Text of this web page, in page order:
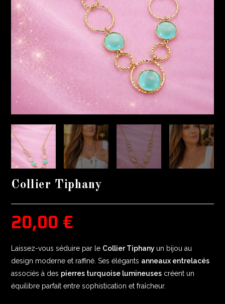
Collier Tiphany
20,00 €
Laissez-vous séduire par le Collier Tiphany un bijou au
design moderne et raffiné. Ses élégants anneaux entrelacés
associés à des pierres turquoise lumineuses créent un
équilibre parfait entre sophistication et fraîcheur.